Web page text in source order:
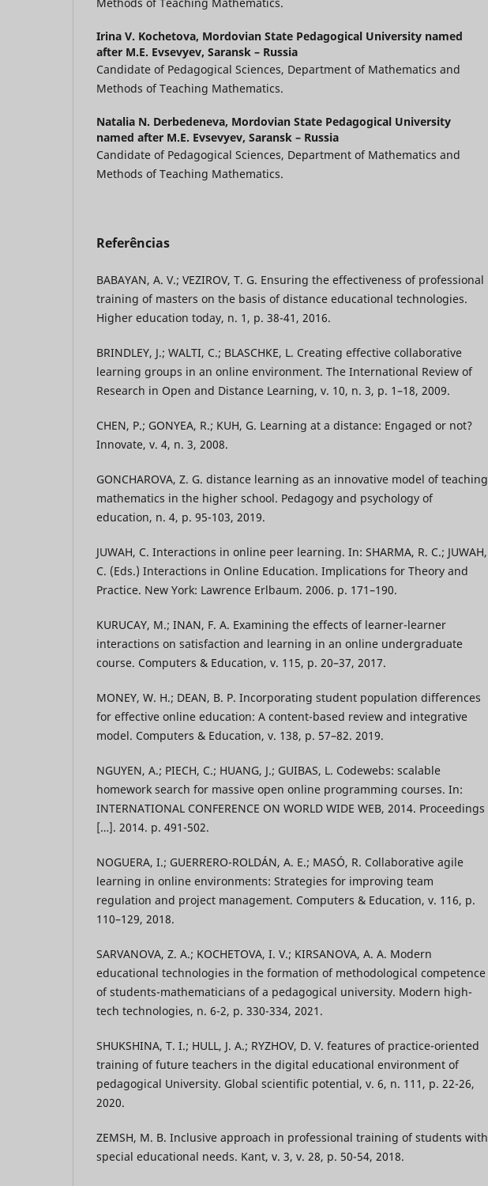
Irina V. Kochetova, Mordovian State Pedagogical University named
after M.E. Evsevyev, Saransk – Russia
Candidate of Pedagogical Sciences, Department of Mathematics and
Methods of Teaching Mathematics.
Natalia N. Derbedeneva, Mordovian State Pedagogical University
named after M.E. Evsevyev, Saransk – Russia
Candidate of Pedagogical Sciences, Department of Mathematics and
Methods of Teaching Mathematics.
Referências
BABAYAN, A. V.; VEZIROV, T. G. Ensuring the effectiveness of professional
training of masters on the basis of distance educational technologies.
Higher education today, n. 1, p. 38-41, 2016.
BRINDLEY, J.; WALTI, C.; BLASCHKE, L. Creating effective collaborative
learning groups in an online environment. The International Review of
Research in Open and Distance Learning, v. 10, n. 3, p. 1–18, 2009.
CHEN, P.; GONYEA, R.; KUH, G. Learning at a distance: Engaged or not?
Innovate, v. 4, n. 3, 2008.
GONCHAROVA, Z. G. distance learning as an innovative model of teaching
mathematics in the higher school. Pedagogy and psychology of
education, n. 4, p. 95-103, 2019.
JUWAH, C. Interactions in online peer learning. In: SHARMA, R. C.; JUWAH,
C. (Eds.) Interactions in Online Education. Implications for Theory and
Practice. New York: Lawrence Erlbaum. 2006. p. 171–190.
KURUCAY, M.; INAN, F. A. Examining the effects of learner-learner
interactions on satisfaction and learning in an online undergraduate
course. Computers & Education, v. 115, p. 20–37, 2017.
MONEY, W. H.; DEAN, B. P. Incorporating student population differences
for effective online education: A content-based review and integrative
model. Computers & Education, v. 138, p. 57–82. 2019.
NGUYEN, A.; PIECH, C.; HUANG, J.; GUIBAS, L. Codewebs: scalable
homework search for massive open online programming courses. In:
INTERNATIONAL CONFERENCE ON WORLD WIDE WEB, 2014. Proceedings
[…]. 2014. p. 491-502.
NOGUERA, I.; GUERRERO-ROLDÁN, A. E.; MASÓ, R. Collaborative agile
learning in online environments: Strategies for improving team
regulation and project management. Computers & Education, v. 116, p.
110–129, 2018.
SARVANOVA, Z. A.; KOCHETOVA, I. V.; KIRSANOVA, A. A. Modern
educational technologies in the formation of methodological competence
of students-mathematicians of a pedagogical university. Modern high-
tech technologies, n. 6-2, p. 330-334, 2021.
SHUKSHINA, T. I.; HULL, J. A.; RYZHOV, D. V. features of practice-oriented
training of future teachers in the digital educational environment of
pedagogical University. Global scientific potential, v. 6, n. 111, p. 22-26,
2020.
ZEMSH, M. B. Inclusive approach in professional training of students with
special educational needs. Kant, v. 3, v. 28, p. 50-54, 2018.